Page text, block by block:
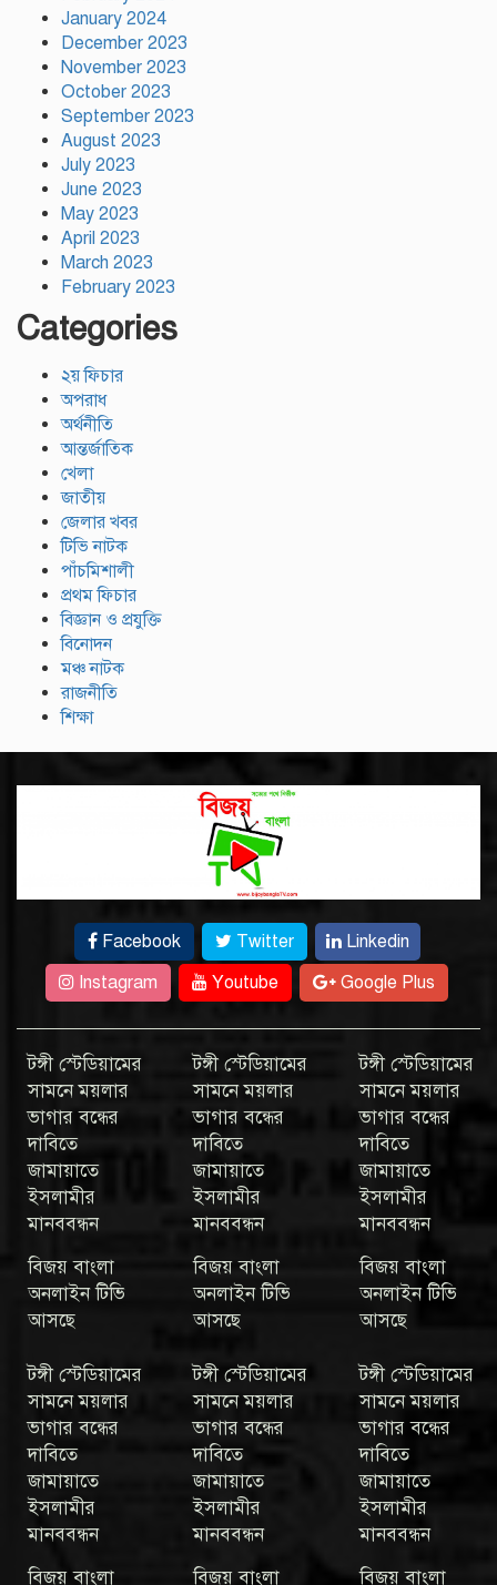
January 2024
December 2023
November 2023
October 2023
September 2023
August 2023
July 2023
June 2023
May 2023
April 2023
March 2023
February 2023
Categories
২য় ফিচার
অপরাধ
অর্থনীতি
আন্তর্জাতিক
খেলা
জাতীয়
জেলার খবর
টিভি নাটক
পাঁচমিশালী
প্রথম ফিচার
বিজ্ঞান ও প্রযুক্তি
বিনোদন
মঞ্চ নাটক
রাজনীতি
শিক্ষা
Facebook Twitter
Linkedin
Instagram
Youtube Google Plus
টঙ্গী স্টেডিয়ামের
সামনে ময়লার
ভাগার বন্ধের
দাবিতে
জামায়াতে
ইসলামীর
মানববন্ধন
বিজয় বাংলা
অনলাইন টিভি
আসছে
টঙ্গী স্টেডিয়ামের
সামনে ময়লার
ভাগার বন্ধের
দাবিতে
জামায়াতে
ইসলামীর
মানববন্ধন
বিজয় বাংলা
অনলাইন টিভি
আসছে
টঙ্গী স্টেডিয়ামের
সামনে ময়লার
ভাগার বন্ধের
দাবিতে
জামায়াতে
ইসলামীর
মানববন্ধন
বিজয় বাংলা
অনলাইন টিভি
আসছে
টঙ্গী স্টেডিয়ামের
সামনে ময়লার
ভাগার বন্ধের
দাবিতে
জামায়াতে
ইসলামীর
মানববন্ধন
বিজয় বাংলা
টঙ্গী স্টেডিয়ামের
সামনে ময়লার
ভাগার বন্ধের
দাবিতে
জামায়াতে
ইসলামীর
মানববন্ধন
বিজয় বাংলা
টঙ্গী স্টেডিয়ামের
সামনে ময়লার
ভাগার বন্ধের
দাবিতে
জামায়াতে
ইসলামীর
মানববন্ধন
বিজয় বাংলা